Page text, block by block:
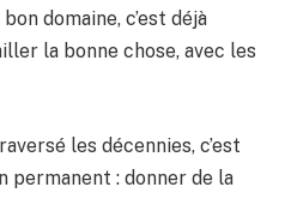
domaine, c’est déjà
la bonne chose, avec les
les décennies, c’est
permanent : donner de la